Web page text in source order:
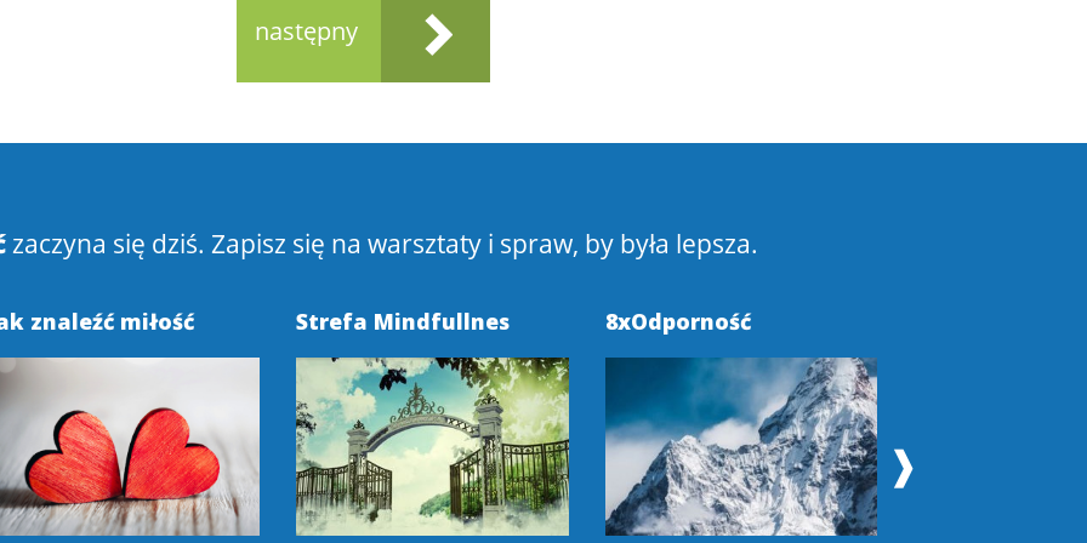
następny
zaczyna się dziś. Zapisz się na warsztaty i spraw, by była lepsza.
znaleźć miłość Strefa Mindfullnes 8xOdporność
❱